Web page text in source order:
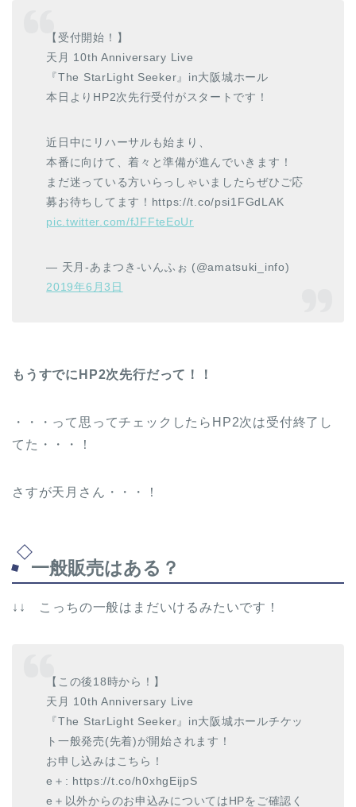
【受付開始！】
天月 10th Anniversary Live
『The StarLight Seeker』in大阪城ホール
本日よりHP2次先行受付がスタートです！
近日中にリハーサルも始まり、
本番に向けて、着々と準備が進んでいきます！
まだ迷っている方いらっしゃいましたらぜひご応
募お待ちしてます！https://t.co/psi1FGdLAK
pic.twitter.com/fJFFteEoUr
— 天月-あまつき-いんふぉ (@amatsuki_info)
2019年6月3日
もうすでにHP2次先行だって！！
・・・って思ってチェックしたらHP2次は受付終了し
てた・・・！
さすが天月さん・・・！
一般販売はある？
↓↓ こっちの一般はまだいけるみたいです！
【この後18時から！】
天月 10th Anniversary Live
『The StarLight Seeker』in大阪城ホールチケッ
ト一般発売(先着)が開始されます！
お申し込みはこちら！
e＋: https://t.co/h0xhgEijpS
e＋以外からのお申込みについてはHPをご確認く